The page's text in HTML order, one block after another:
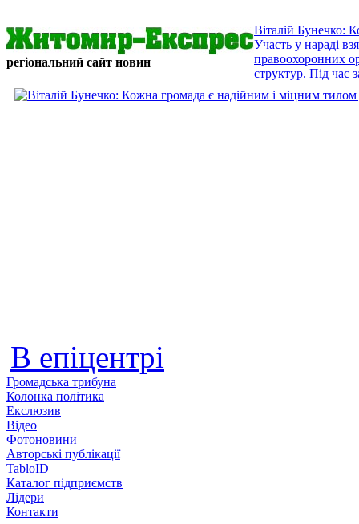
регіональний сайт новин
Віталій Бунечко:
Участь у нараді
правоохоронних
структур. Під час
В епіцентрі
Громадська трибуна
Колонка політика
Екслюзив
Відео
Фотоновини
Авторські публікації
TabloID
Каталог підприємств
Лідери
Контакти